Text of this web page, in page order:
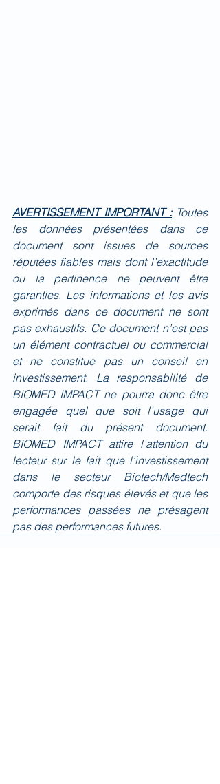
AVERTISSEMENT IMPORTANT : Toutes
les données présentées dans ce
document sont issues de sources
réputées fiables mais dont l’exactitude
ou la pertinence ne peuvent être
garanties. Les informations et les avis
exprimés dans ce document ne sont
pas exhaustifs. Ce document n’est pas
un élément contractuel ou commercial
et ne constitue pas un conseil en
investissement. La responsabilité de
BIOMED IMPACT ne pourra donc être
engagée quel que soit l’usage qui
serait fait du présent document.
BIOMED IMPACT attire l’attention du
lecteur sur le fait que l’investissement
dans le secteur Biotech/Medtech
comporte des risques élevés et que les
performances passées ne présagent
pas des performances futures.